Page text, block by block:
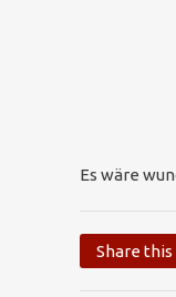
Es wäre
Share this